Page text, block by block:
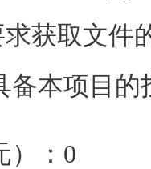
求获取文件
备本项目的
： 0